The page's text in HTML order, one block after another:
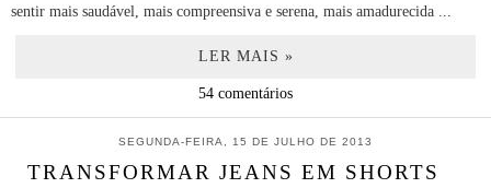
sentir mais saudável, mais compreensiva e serena, mais amadurecida ...
LER MAIS »
54 comentários
SEGUNDA-FEIRA, 15 DE JULHO DE 2013
TRANSFORMAR JEANS EM SHORTS